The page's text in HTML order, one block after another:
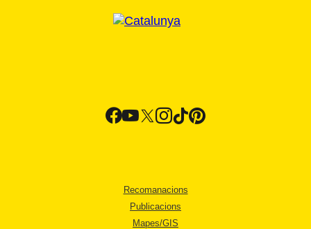
Recomanacions
Publicacions
Mapes/GIS